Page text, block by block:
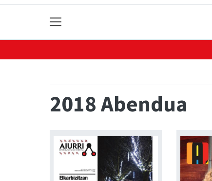
2018 Abendua